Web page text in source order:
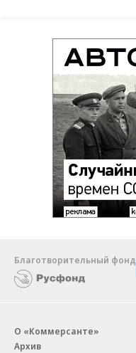
Благотворительный фонд
О «Коммерсанте»
Архив